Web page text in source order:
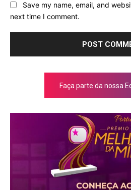
Save my name, email, and
next time I comment.
Faça parte da nossa